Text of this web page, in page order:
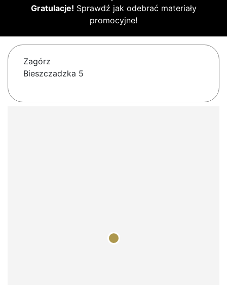
Gratulacje! Sprawdź jak odebrać materiały
promocyjne!
Zagórz
Bieszczadzka 5